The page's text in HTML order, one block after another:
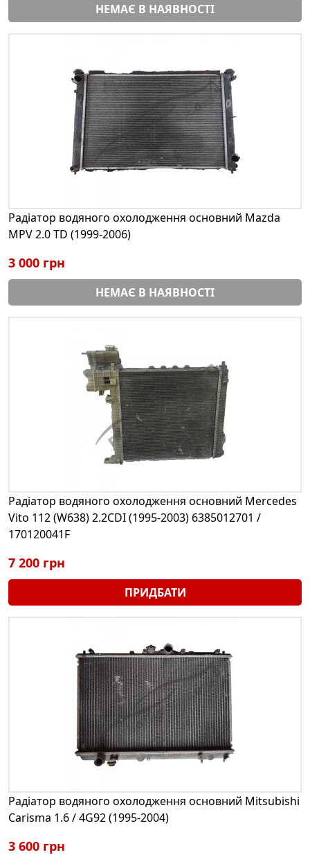
НЕМАЄ В НАЯВНОСТІ
Радіатор водяного охолодження основний Mazda
MPV 2.0 TD (1999-2006)
3 000 грн
НЕМАЄ В НАЯВНОСТІ
Радіатор водяного охолодження основний Mercedes
Vito 112 (W638) 2.2CDI (1995-2003) 6385012701 /
170120041F
7 200 грн
ПРИДБАТИ
Радіатор водяного охолодження основний Mitsubishi
Carisma 1.6 / 4G92 (1995-2004)
3 600 грн